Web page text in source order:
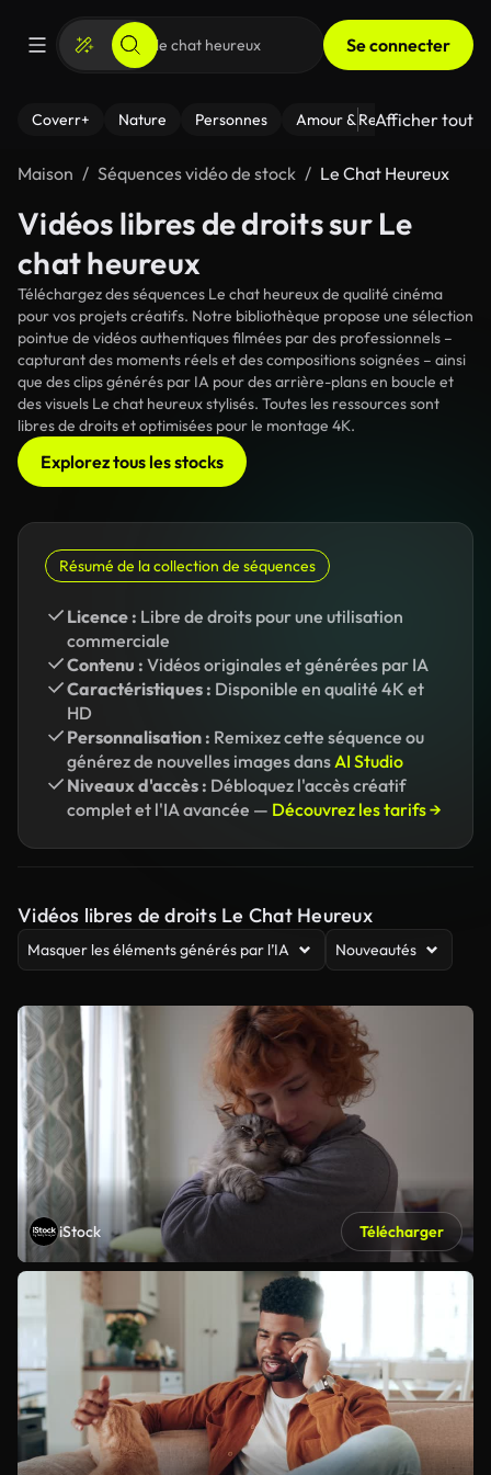
Se connecter
Coverr+ Nature Personnes Amour & Relations Le
Afficher tout
Maison Séquences vidéo de stock Le Chat Heureux
Vidéos libres de droits sur Le
chat heureux
Téléchargez des séquences Le chat heureux de qualité cinéma
pour vos projets créatifs. Notre bibliothèque propose une sélection
pointue de vidéos authentiques filmées par des professionnels –
capturant des moments réels et des compositions soignées – ainsi
que des clips générés par IA pour des arrière-plans en boucle et
des visuels Le chat heureux stylisés. Toutes les ressources sont
libres de droits et optimisées pour le montage 4K.
Explorez tous les stocks
Résumé de la collection de séquences
Licence : Libre de droits pour une utilisation
commerciale
Contenu : Vidéos originales et générées par IA
Caractéristiques : Disponible en qualité 4K et
HD
Personnalisation : Remixez cette séquence ou
générez de nouvelles images dansAI Studio
Niveaux d'accès : Débloquez l'accès créatif
complet et l'IA avancée — Découvrez les tarifs →
Vidéos libres de droits Le Chat Heureux
Masquer les éléments générés par l’IA Nouveautés
iStock Télécharger